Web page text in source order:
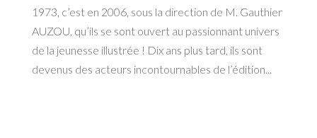
1973, c’est en 2006, sous la direction de M. Gauthier
AUZOU, qu’ils se sont ouvert au passionnant univers
de la jeunesse illustrée ! Dix ans plus tard, ils sont
devenus des acteurs incontournables de l’édition...